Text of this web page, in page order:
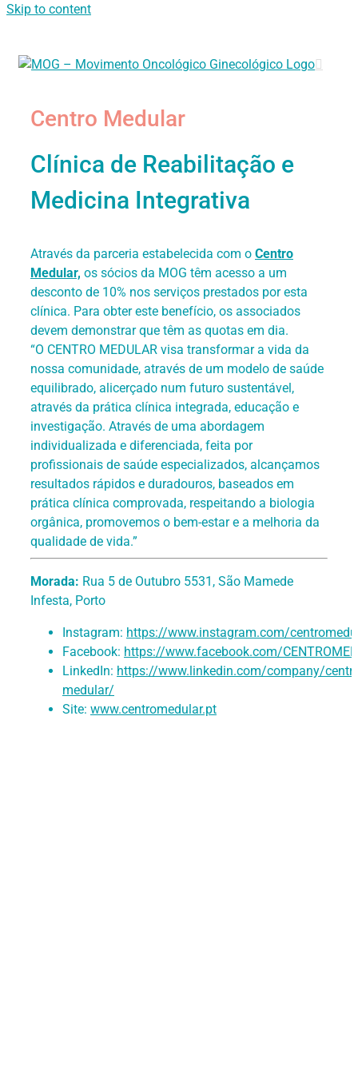
Skip to content
Centro Medular
Clínica de Reabilitação e
Medicina Integrativa
Através da parceria estabelecida com o Centro
Medular, os sócios da MOG têm acesso a um
desconto de 10% nos serviços prestados por esta
clínica. Para obter este benefício, os associados
devem demonstrar que têm as quotas em dia.
“O CENTRO MEDULAR visa transformar a vida da
nossa comunidade, através de um modelo de saúde
equilibrado, alicerçado num futuro sustentável,
através da prática clínica integrada, educação e
investigação. Através de uma abordagem
individualizada e diferenciada, feita por
profissionais de saúde especializados, alcançamos
resultados rápidos e duradouros, baseados em
prática clínica comprovada, respeitando a biologia
orgânica, promovemos o bem-estar e a melhoria da
qualidade de vida.”
Morada: Rua 5 de Outubro 5531, São Mamede
Infesta, Porto
Instagram: https://www.instagram.com/
Facebook: https://www.facebook.com/
LinkedIn: https://www.linkedin.com/company/
medular/
Site: www.centromedular.pt